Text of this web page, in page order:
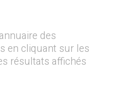
des
en cliquant sur les
résultats affichés